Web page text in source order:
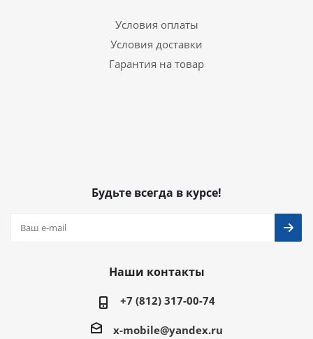
Условия оплаты
Условия доставки
Гарантия на товар
Будьте всегда в курсе!
Наши контакты
+7 (812) 317-00-74
x-mobile@yandex.ru